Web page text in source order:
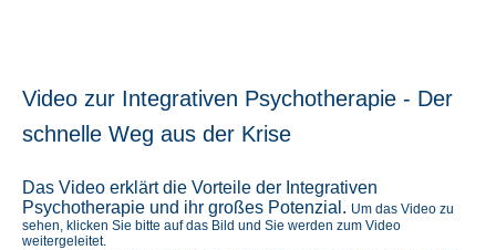
Video zur Integrativen Psychotherapie - Der
schnelle Weg aus der Krise
Das Video erklärt die Vorteile der Integrativen
Psychotherapie und ihr großes Potenzial. Um das Video zu
sehen, klicken Sie bitte auf das Bild und Sie werden zum Video
weitergeleitet.